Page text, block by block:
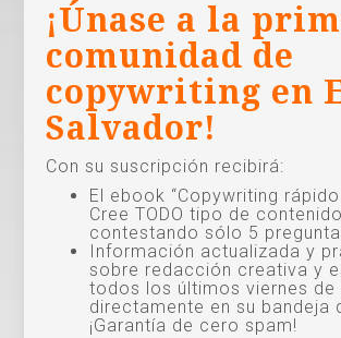
¡Únase a la
comunidad de
copywriting en
Salvador!
Con su suscripción recibirá:
El ebook “Copywriting
Cree TODO tipo de
contestando sólo 5
Información actualizada y
sobre redacción creativa y
todos los últimos viernes de
directamente en su bandeja
¡Garantía de cero spam!